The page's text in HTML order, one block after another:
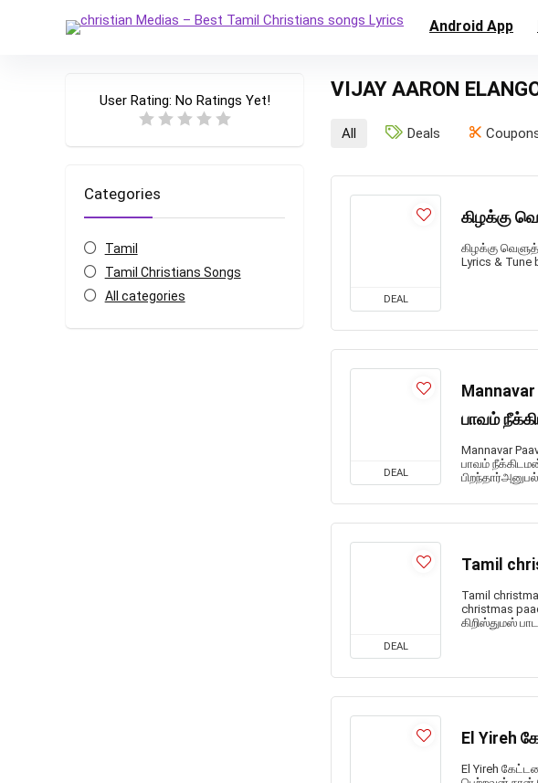
Android App
VIJAY AARON
User Rating: No Ratings Yet!
Categories
Tamil
Tamil Christians Songs
All categories
All Deals
DEAL
கிழக்கு
கிழக்கு
Lyrics & Tune
DEAL
பாவம்
Mannavar
பாவம்
DEAL
Tamil
Tamil
christmas
கிறிஸ்துமஸ்
El Yireh
El Yireh